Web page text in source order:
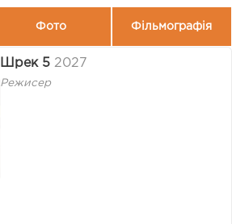
Фото Фільмографія
Шрек 5 2027
Режисер